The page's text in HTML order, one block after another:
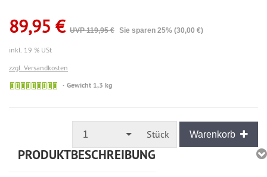
89,95 € UVP 119,95 € Sie sparen 25% (30,00 €)
inkl. 19 % USt
zzgl. Versandkosten
🟢 Gewicht 1,3 kg
1 Stück Warenkorb
PRODUKTBESCHREIBUNG